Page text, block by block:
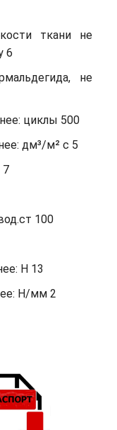
ткани не
6
не
циклы 500
дм³/м² с 5
7
100
H 13
Н/мм 2